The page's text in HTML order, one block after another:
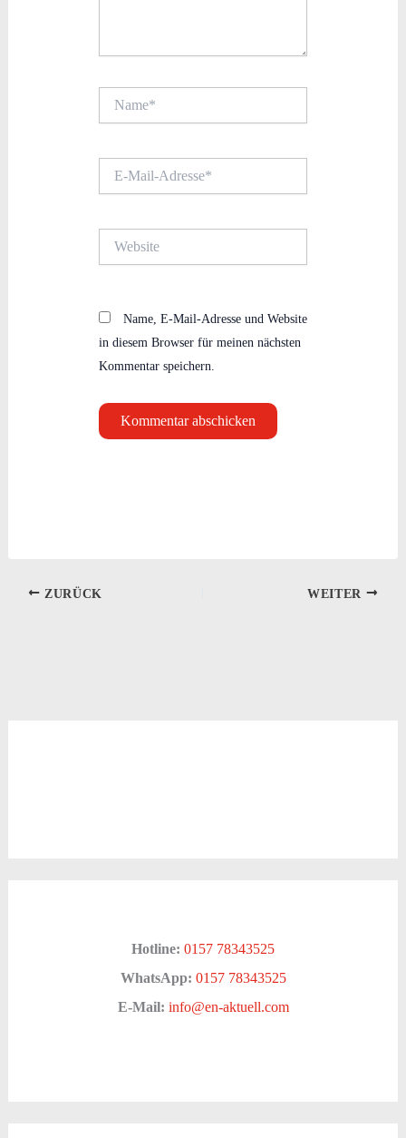
Mail-
Name, E-Mail-Adresse und Website
in diesem Browser für meinen nächsten
Kommentar speichern.
ZURÜCK WEITER
Hotline: 0157 78343525
WhatsApp: 0157 78343525
E-Mail: info@en-aktuell.com